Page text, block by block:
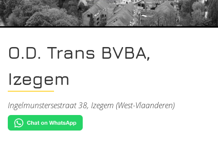
O.D. Trans BVBA,
Izegem
Ingelmunstersestraat 38, Izegem (West-Vlaanderen)